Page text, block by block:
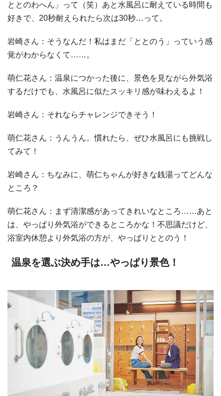
ととのわへん」って（笑）あと水風呂に耐えている時間も
好きで、20秒耐えられたら次は30秒…って。
岩崎さん：そうなんだ！私はまだ「ととのう」っていう感
覚がわからなくて……。
萌仁花さん：温泉につかった後に、景色を見ながら外気浴
するだけでも、水風呂に似たスッキリ感が味わえるよ！
岩崎さん：それならチャレンジできそう！
萌仁花さん：うんうん。慣れたら、ぜひ水風呂にも挑戦し
てみて！
岩崎さん：ちなみに、萌仁ちゃんが好きな銭湯ってどんな
ところ？
萌仁花さん：まず清潔感があってきれいなところ……あと
は、やっぱり外気浴ができるところかな！不思議だけど、
浴室内休憩より外気浴の方が、やっぱりととのう！
温泉を選ぶ決め手は…やっぱり景色！